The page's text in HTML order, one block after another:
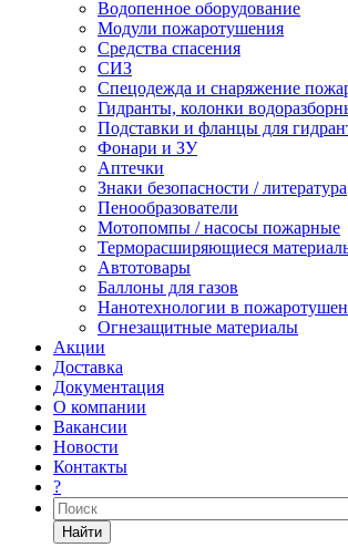
Водопенное оборудование
Модули пожаротушения
Средства спасения
СИЗ
Спецодежда и снаряжение
Гидранты, колонки
Подставки и фланцы для
Фонари и ЗУ
Аптечки
Знаки безопасности / литература
Пенообразователи
Мотопомпы / насосы пожарные
Терморасширяющиеся
Автотовары
Баллоны для газов
Нанотехнологии в
Огнезащитные материалы
Акции
Доставка
Документация
О компании
Вакансии
Новости
Контакты
?
Найти